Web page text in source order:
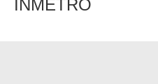
INMETRO